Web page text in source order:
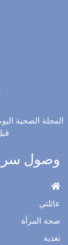
المجلة الصحية
وصول
عائلتي
صحة المرأة
تغذية